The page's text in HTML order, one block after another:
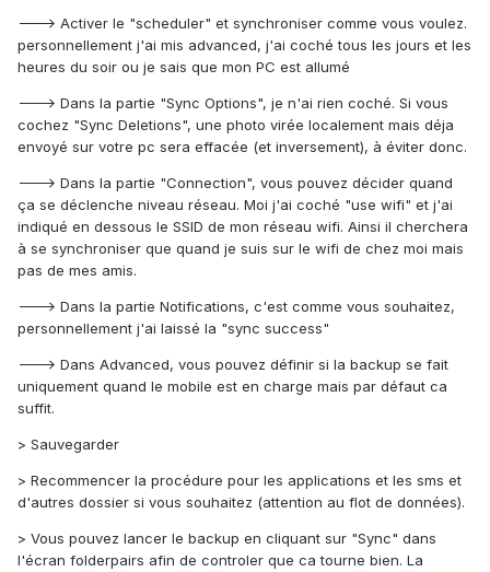
---> Activer le "scheduler" et synchroniser comme vous voulez.
personnellement j'ai mis advanced, j'ai coché tous les jours et les
heures du soir ou je sais que mon PC est allumé
---> Dans la partie "Sync Options", je n'ai rien coché. Si vous
cochez "Sync Deletions", une photo virée localement mais déja
envoyé sur votre pc sera effacée (et inversement), à éviter donc.
---> Dans la partie "Connection", vous pouvez décider quand
ça se déclenche niveau réseau. Moi j'ai coché "use wifi" et j'ai
indiqué en dessous le SSID de mon réseau wifi. Ainsi il cherchera
à se synchroniser que quand je suis sur le wifi de chez moi mais
pas de mes amis.
---> Dans la partie Notifications, c'est comme vous souhaitez,
personnellement j'ai laissé la "sync success"
---> Dans Advanced, vous pouvez définir si la backup se fait
uniquement quand le mobile est en charge mais par défaut ca
suffit.
> Sauvegarder
> Recommencer la procédure pour les applications et les sms et
d'autres dossier si vous souhaitez (attention au flot de données).
> Vous pouvez lancer le backup en cliquant sur "Sync" dans
l'écran folderpairs afin de controler que ca tourne bien. La